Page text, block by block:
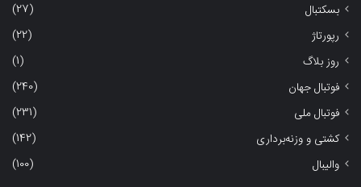
بسکتبال
(27)
رپورتاژ
(22)
روز بلاگ
(1)
فوتبال جهان
(240)
فوتبال ملی
(231)
کشتی و وزنه‌برداری
(142)
والیبال
(100)